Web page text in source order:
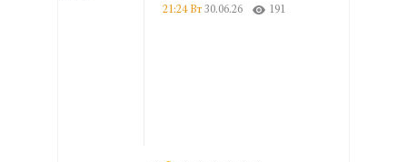
191